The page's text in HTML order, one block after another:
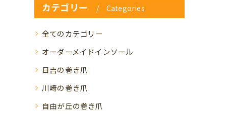
カテゴリー Categories
全てのカテゴリー
オーダーメイドインソール
日吉の巻き爪
川崎の巻き爪
自由が丘の巻き爪